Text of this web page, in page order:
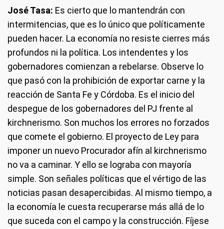
José Tasa: Es cierto que lo mantendrán con
intermitencias, que es lo único que políticamente
pueden hacer. La economía no resiste cierres más
profundos ni la política. Los intendentes y los
gobernadores comienzan a rebelarse. Observe lo
que pasó con la prohibición de exportar carne y la
reacción de Santa Fe y Córdoba. Es el inicio del
despegue de los gobernadores del PJ frente al
kirchnerismo. Son muchos los errores no forzados
que comete el gobierno. El proyecto de Ley para
imponer un nuevo Procurador afín al kirchnerismo
no va a caminar. Y ello se lograba con mayoría
simple. Son señales políticas que el vértigo de las
noticias pasan desapercibidas. Al mismo tiempo, a
la economía le cuesta recuperarse más allá de lo
que suceda con el campo y la construcción. Fíjese